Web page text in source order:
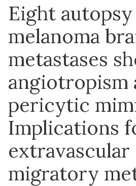
Eight
melanoma
metastases
angiotropism
pericytic
Implications
extravascular
migratory